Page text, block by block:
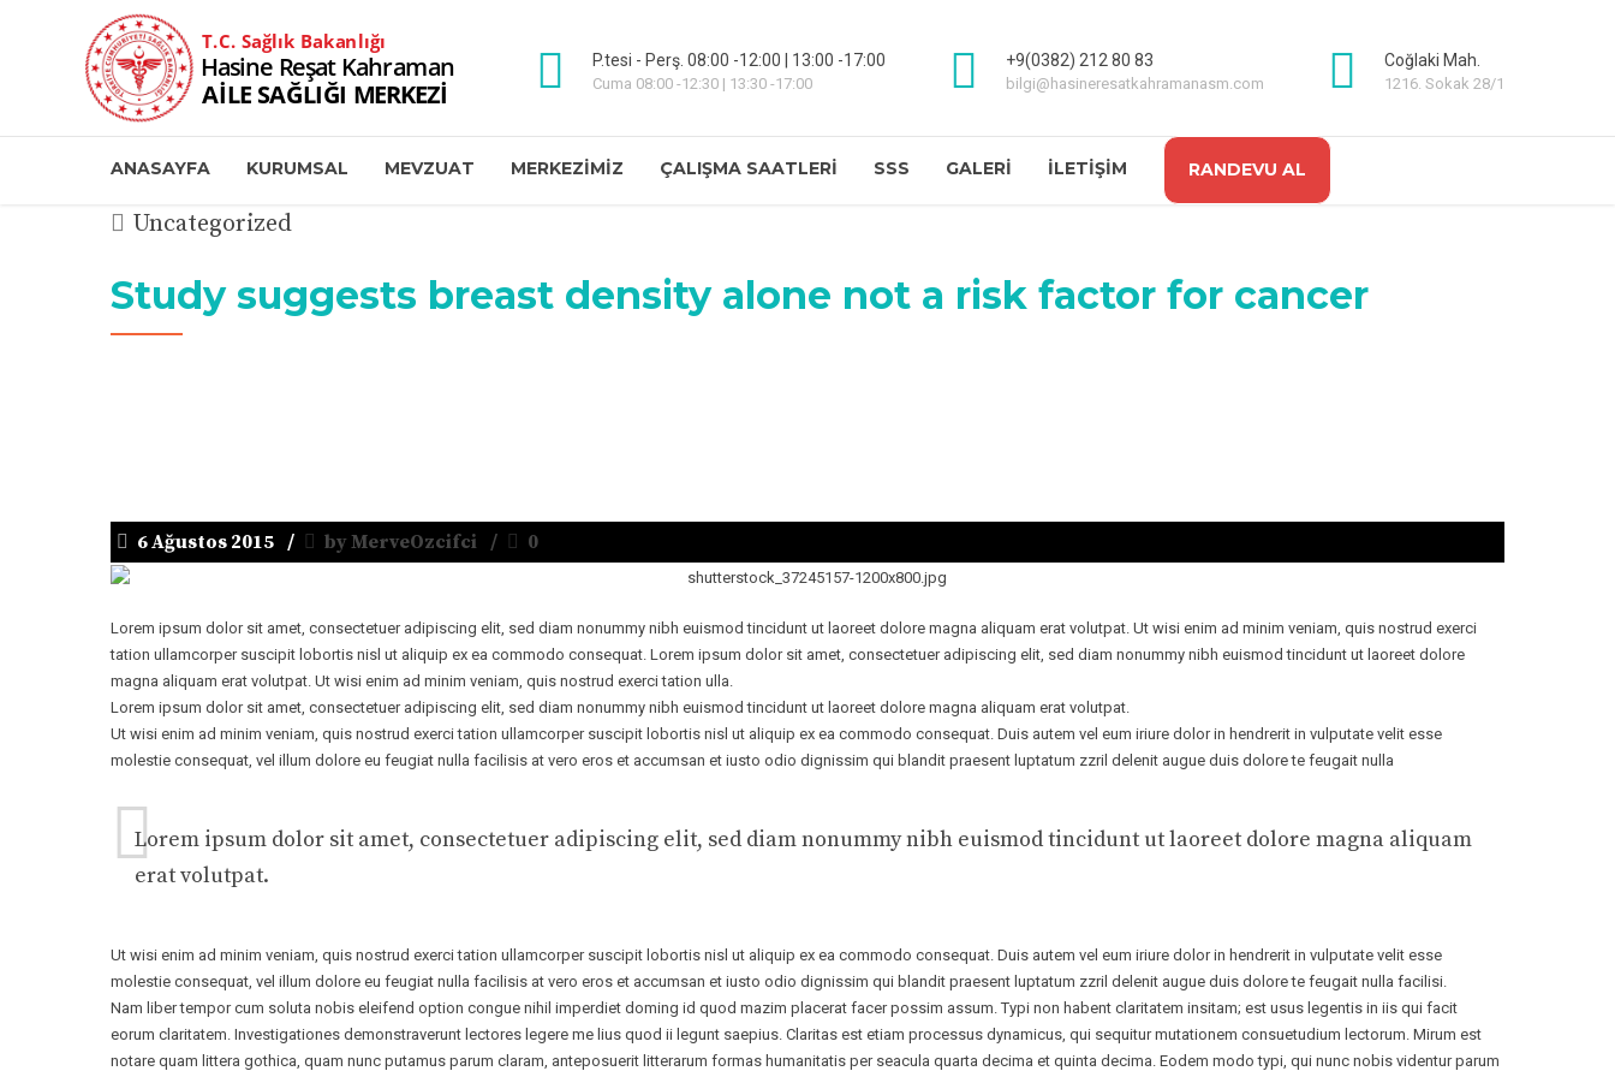
P.tesi - Perş. 08:00 -12:00 | 13:00 -17:00
Cuma 08:00 -12:30 | 13:30 -17:00
+9(0382) 212 80 83
bilgi@hasineresatkahramanasm.com
Coğlaki Mah.
1216. Sokak 28/1
ANASAYFA KURUMSAL MEVZUAT MERKEZIMIZ ÇALIŞMA SAATLERI SSS GALERI İLETIŞIM RANDEVU AL
Uncategorized
Study suggests breast density alone not a risk factor for cancer
6 Ağustos 2015 by MerveOzcifci 0
Lorem ipsum dolor sit amet, consectetuer adipiscing elit, sed diam nonummy nibh euismod tincidunt ut laoreet dolore magna aliquam erat volutpat. Ut wisi enim ad minim veniam, quis nostrud exerci
tation ullamcorper suscipit lobortis nisl ut aliquip ex ea commodo consequat. Lorem ipsum dolor sit amet, consectetuer adipiscing elit, sed diam nonummy nibh euismod tincidunt ut laoreet dolore
magna aliquam erat volutpat. Ut wisi enim ad minim veniam, quis nostrud exerci tation ulla.
Lorem ipsum dolor sit amet, consectetuer adipiscing elit, sed diam nonummy nibh euismod tincidunt ut laoreet dolore magna aliquam erat volutpat.
Ut wisi enim ad minim veniam, quis nostrud exerci tation ullamcorper suscipit lobortis nisl ut aliquip ex ea commodo consequat. Duis autem vel eum iriure dolor in hendrerit in vulputate velit esse
molestie consequat, vel illum dolore eu feugiat nulla facilisis at vero eros et accumsan et iusto odio dignissim qui blandit praesent luptatum zzril delenit augue duis dolore te feugait nulla
Lorem ipsum dolor sit amet, consectetuer adipiscing elit, sed diam nonummy nibh euismod tincidunt ut laoreet dolore magna aliquam
erat volutpat.
Ut wisi enim ad minim veniam, quis nostrud exerci tation ullamcorper suscipit lobortis nisl ut aliquip ex ea commodo consequat. Duis autem vel eum iriure dolor in hendrerit in vulputate velit esse
molestie consequat, vel illum dolore eu feugiat nulla facilisis at vero eros et accumsan et iusto odio dignissim qui blandit praesent luptatum zzril delenit augue duis dolore te feugait nulla facilisi.
Nam liber tempor cum soluta nobis eleifend option congue nihil imperdiet doming id quod mazim placerat facer possim assum. Typi non habent claritatem insitam; est usus legentis in iis qui facit
eorum claritatem. Investigationes demonstraverunt lectores legere me lius quod ii legunt saepius. Claritas est etiam processus dynamicus, qui sequitur mutationem consuetudium lectorum. Mirum est
notare quam littera gothica, quam nunc putamus parum claram, anteposuerit litterarum formas humanitatis per seacula quarta decima et quinta decima. Eodem modo typi, qui nunc nobis videntur parum